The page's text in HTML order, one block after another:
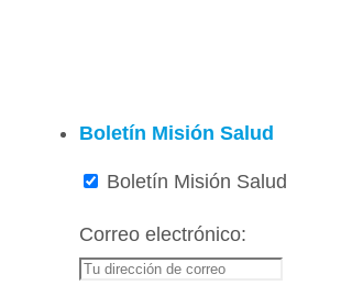
Boletín Misión Salud
Boletín Misión Salud
Correo electrónico: